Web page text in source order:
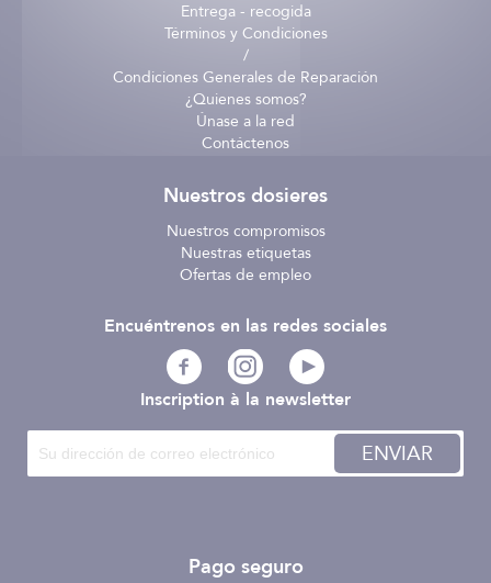
Entrega - recogida
Términos y Condiciones
/
Condiciones Generales de Reparación
¿Quienes somos?
Únase a la red
Contáctenos
Nuestros dosieres
Nuestros compromisos
Nuestras etiquetas
Ofertas de empleo
Inscription à la newsletter
ENVIAR
Pago seguro
Encuéntrenos en las redes sociales